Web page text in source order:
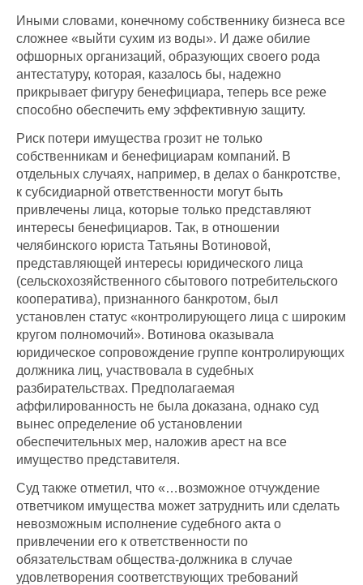
Иными словами, конечному собственнику бизнеса все
сложнее «выйти сухим из воды». И даже обилие
офшорных организаций, образующих своего рода
антестатуру, которая, казалось бы, надежно
прикрывает фигуру бенефициара, теперь все реже
способно обеспечить ему эффективную защиту.
Риск потери имущества грозит не только
собственникам и бенефициарам компаний. В
отдельных случаях, например, в делах о банкротстве,
к субсидиарной ответственности могут быть
привлечены лица, которые только представляют
интересы бенефициаров. Так, в отношении
челябинского юриста Татьяны Вотиновой,
представляющей интересы юридического лица
(сельскохозяйственного сбытового потребительского
кооператива), признанного банкротом, был
установлен статус «контролирующего лица с широким
кругом полномочий». Вотинова оказывала
юридическое сопровождение группе контролирующих
должника лиц, участвовала в судебных
разбирательствах. Предполагаемая
аффилированность не была доказана, однако суд
вынес определение об установлении
обеспечительных мер, наложив арест на все
имущество представителя.
Суд также отметил, что «…возможное отчуждение
ответчиком имущества может затруднить или сделать
невозможным исполнение судебного акта о
привлечении его к ответственности по
обязательствам общества-должника в случае
удовлетворения соответствующих требований